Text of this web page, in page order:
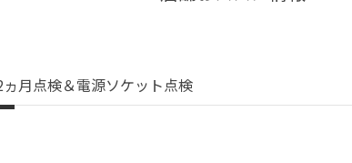
ヵ月点検＆電源ソケット点検